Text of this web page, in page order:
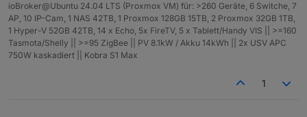
ioBroker@Ubuntu 24.04 LTS (Proxmox VM) für: >260 Geräte, 6 Switche, 7
AP, 10 IP-Cam, 1 NAS 42TB, 1 Proxmox 128GB 15TB, 2 Proxmox 32GB 1TB,
1 Hyper-V 52GB 42TB, 14 x Echo, 5x FireTV, 5 x Tablett/Handy VIS || >=160
Tasmota/Shelly || >=95 ZigBee || PV 8.1kW / Akku 14kWh || 2x USV APC
750W kaskadiert || Kobra S1 Max
1